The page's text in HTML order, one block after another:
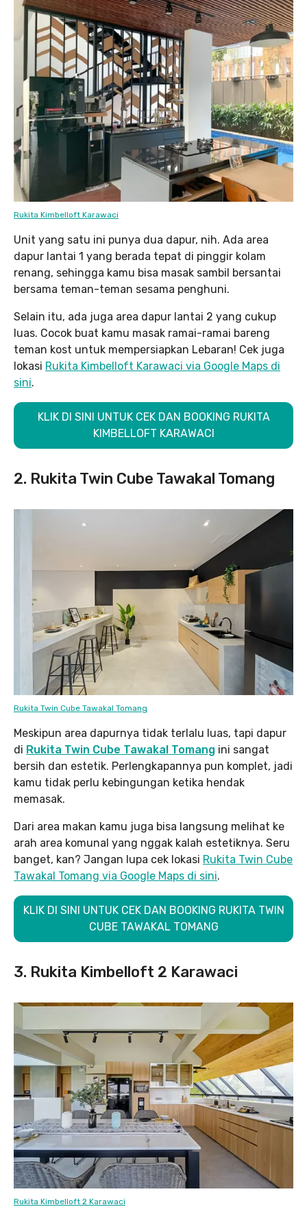
Rukita Kimbelloft Karawaci
Unit yang satu ini punya dua dapur, nih. Ada area
dapur lantai 1 yang berada tepat di pinggir kolam
renang, sehingga kamu bisa masak sambil bersantai
bersama teman-teman sesama penghuni.
Selain itu, ada juga area dapur lantai 2 yang cukup
luas. Cocok buat kamu masak ramai-ramai bareng
teman kost untuk mempersiapkan Lebaran! Cek juga
lokasi Rukita Kimbelloft Karawaci via Google Maps di
sini.
KLIK DI SINI UNTUK CEK DAN BOOKING RUKITA
KIMBELLOFT KARAWACI
2. Rukita Twin Cube Tawakal Tomang
Rukita Twin Cube Tawakal Tomang
Meskipun area dapurnya tidak terlalu luas, tapi dapur
di Rukita Twin Cube Tawakal Tomang ini sangat
bersih dan estetik. Perlengkapannya pun komplet, jadi
kamu tidak perlu kebingungan ketika hendak
memasak.
Dari area makan kamu juga bisa langsung melihat ke
arah area komunal yang nggak kalah estetiknya. Seru
banget, kan? Jangan lupa cek lokasi Rukita Twin Cube
Tawakal Tomang via Google Maps di sini.
KLIK DI SINI UNTUK CEK DAN BOOKING RUKITA TWIN
CUBE TAWAKAL TOMANG
3. Rukita Kimbelloft 2 Karawaci
Rukita Kimbelloft 2 Karawaci